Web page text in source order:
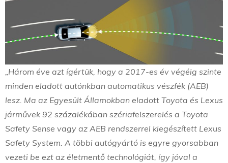
„Három éve azt ígértük, hogy a 2017-es év végéig szinte
minden eladott autónkban automatikus vészfék (AEB)
lesz. Ma az Egyesült Államokban eladott Toyota és Lexus
járművek 92 százalékában szériafelszerelés a Toyota
Safety Sense vagy az AEB rendszerrel kiegészített Lexus
Safety System. A többi autógyártó is egyre gyorsabban
vezeti be ezt az életmentő technológiát, így jóval a